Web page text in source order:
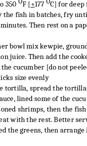
350 F [+177
C] for deep
the fish in batches, fry
Then rest on a
bowl mix kewpie,
juice. Then add the
the cucumber [do not
size evenly
tortilla, spread the
lined some of the
shrimps, then the
with the rest. Better
the greens, then